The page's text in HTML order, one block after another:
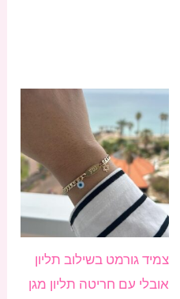
מספר
סוגים.
ניתן
צמיד גורמט בשילוב תליון
אובלי עם חריטה תליון מגן